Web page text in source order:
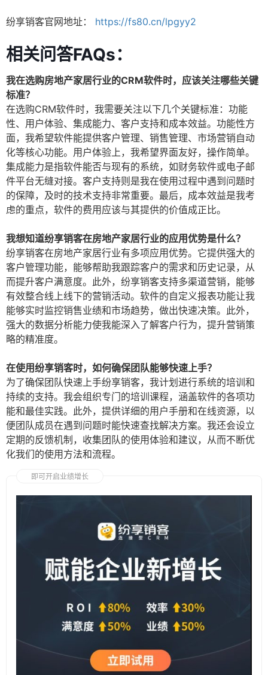
纷享销客官网地址： https://fs80.cn/lpgyy2
相关问答FAQs：
我在选购房地产家居行业的CRM软件时，应该关注哪些关键
标准？
在选购CRM软件时，我需要关注以下几个关键标准：功能
性、用户体验、集成能力、客户支持和成本效益。功能性方
面，我希望软件能提供客户管理、销售管理、市场营销自动
化等核心功能。用户体验上，我希望界面友好，操作简单。
集成能力是指软件能否与现有的系统，如财务软件或电子邮
件平台无缝对接。客户支持则是我在使用过程中遇到问题时
的保障，及时的技术支持非常重要。最后，成本效益是我考
虑的重点，软件的费用应该与其提供的价值成正比。
我想知道纷享销客在房地产家居行业的应用优势是什么？
纷享销客在房地产家居行业有多项应用优势。它提供强大的
客户管理功能，能够帮助我跟踪客户的需求和历史记录，从
而提升客户满意度。此外，纷享销客支持多渠道营销，能够
有效整合线上线下的营销活动。软件的自定义报表功能让我
能够实时监控销售业绩和市场趋势，做出快速决策。此外，
强大的数据分析能力使我能深入了解客户行为，提升营销策
略的精准度。
在使用纷享销客时，如何确保团队能够快速上手？
为了确保团队快速上手纷享销客，我计划进行系统的培训和
持续的支持。我会组织专门的培训课程，涵盖软件的各项功
能和最佳实践。此外，提供详细的用户手册和在线资源，以
便团队成员在遇到问题时能快速查找解决方案。我还会设立
定期的反馈机制，收集团队的使用体验和建议，从而不断优
化我们的使用方法和流程。
即可开启业绩增长